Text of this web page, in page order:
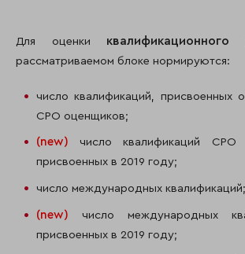
Для оценки квалификационного
рассматриваемом блоке нормируются:
число квалификаций, присвоенных
СРО оценщиков;
(new)число квалификаций СРО
присвоенных в 2019 году;
число международных квалификаций;
(new) число международных
присвоенных в 2019 году;